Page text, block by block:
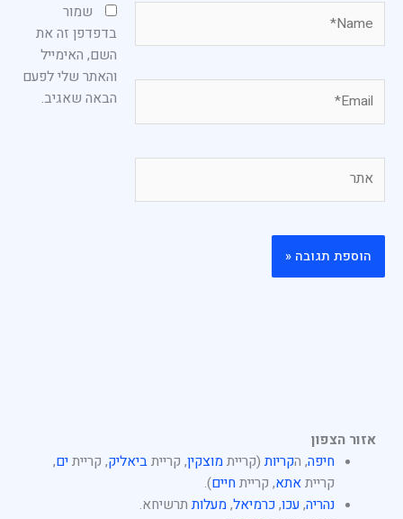
שמור
בדפדפן זה את
השם, האימייל
והאתר שלי לפעם
הבאה שאגיב.
אזור הצפון
חיפה, הקריות (קרייתמוצקין, קרייתביאליק, קרייתים,
קרייתאתא, קרייתחיים).
נהריה,עכו,כרמיאל,מעלות תרשיחא.